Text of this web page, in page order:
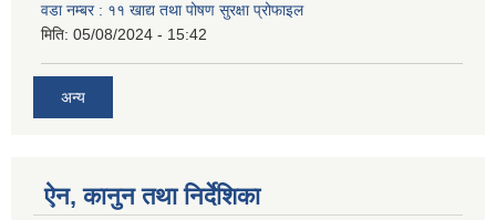
वडा नम्बर : ११ खाद्य तथा पोषण सुरक्षा प्रोफाइल
मिति: 05/08/2024 - 15:42
अन्य
ऐन, कानुन तथा निर्देशिका